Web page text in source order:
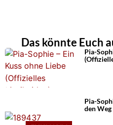
Das könnte Euch
Pia-
Pia-
den Weg